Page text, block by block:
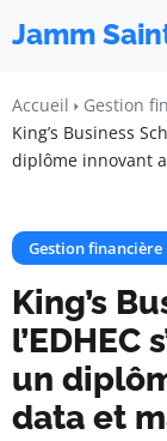
Jamm
Accueil
Gestion
King’s Business
diplôme innovant
Gestion financière
King’s
l’EDHEC
un
data et